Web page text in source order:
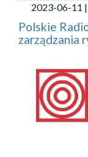
2023-06-11 |
Polskie
zarządzania